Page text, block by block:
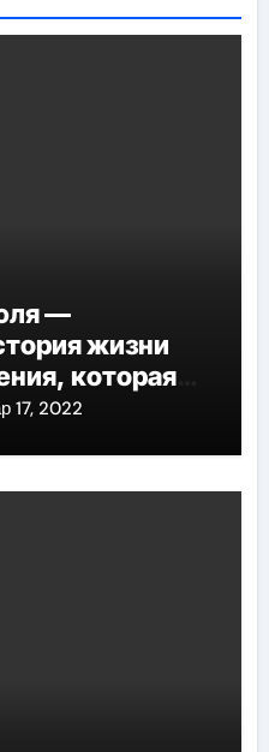
—
жизни
которая
глубины
17, 2022